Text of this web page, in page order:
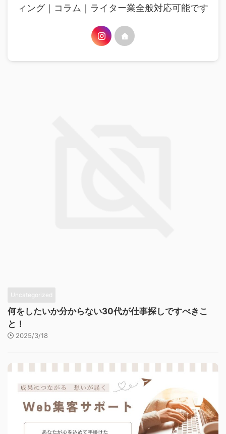
ィング｜コラム｜ライター業全般対応可能です
Uncategorized
何をしたいか分からない30代が仕事探しですべきこ
と！
2025/3/18